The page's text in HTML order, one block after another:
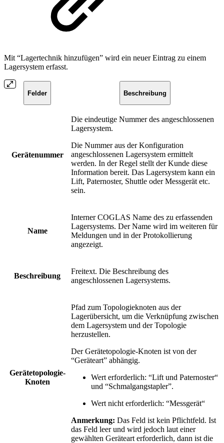
Mit “Lagertechnik hinzufügen” wird ein neuer Eintrag zu einem
Lagersystem erfasst.
Felder Beschreibung
Gerätenummer
Die eindeutige Nummer des angeschlossenen
Lagersystem.
Die Nummer aus der Konfiguration
angeschlossenen Lagersystem ermittelt
werden. In der Regel stellt der Kunde diese
Information bereit. Das Lagersystem kann ein
Lift, Paternoster, Shuttle oder Messgerät etc.
sein.
Name
Interner COGLAS Name des zu erfassenden
Lagersystems. Der Name wird im weiteren für
Meldungen und in der Protokollierung
angezeigt.
Beschreibung
Freitext. Die Beschreibung des
angeschlossenen Lagersystems.
Gerätetopologie-
Knoten
Pfad zum Topologieknoten aus der
Lagerübersicht, um die Verknüpfung zwischen
dem Lagersystem und der Topologie
herzustellen.
Der Gerätetopologie-Knoten ist von der
“Geräteart” abhängig.
Wert erforderlich: “Lift und Paternoster“
und “Schmalgangstapler”.
Wert nicht erforderlich: “Messgerät“
Anmerkung: Das Feld ist kein Pflichtfeld. Ist
das Feld leer und wird jedoch laut einer
gewählten Geräteart erforderlich, dann ist die